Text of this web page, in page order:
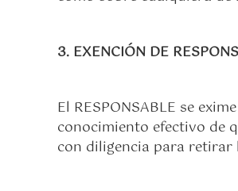
3. EXENCIÓN DE
El RESPONSABLE se
conocimiento efectivo de
con diligencia para retirar